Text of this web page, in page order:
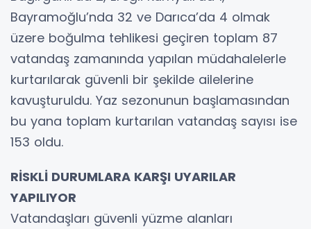
Bayramoğlu’nda 32 ve Darıca’da 4 olmak
üzere boğulma tehlikesi geçiren toplam 87
vatandaş zamanında yapılan müdahalelerle
kurtarılarak güvenli bir şekilde ailelerine
kavuşturuldu. Yaz sezonunun başlamasından
bu yana toplam kurtarılan vatandaş sayısı ise
153 oldu.
RİSKLİ DURUMLARA KARŞI UYARILAR
YAPILIYOR
Vatandaşları güvenli yüzme alanları